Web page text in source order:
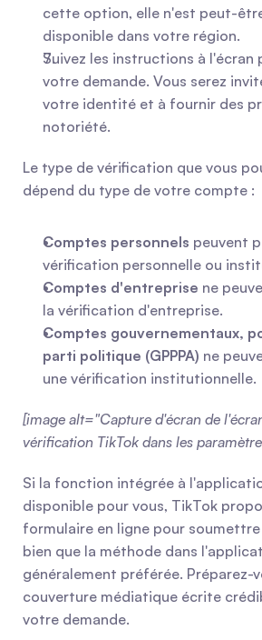
cette option, elle n'est peut-
disponible dans votre région.
Suivez les instructions à l'écran
votre demande. Vous serez
votre identité et à fournir des
notoriété.
Le type de vérification que vous
dépend du type de votre compte :
Comptes personnels peuvent
vérification personnelle ou
Comptes d'entreprise ne
la vérification d'entreprise.
Comptes gouvernementaux,
parti politique (GPPPA) ne
une vérification institutionnelle.
[image alt="Capture d'écran de
vérification TikTok dans les
Si la fonction intégrée à
disponible pour vous, TikTok
formulaire en ligne pour soumettre
bien que la méthode dans
généralement préférée. Préparez-
couverture médiatique écrite
votre demande.